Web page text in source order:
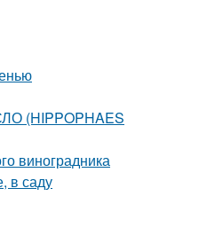
(HIPPOPHAES
виноградника
в саду